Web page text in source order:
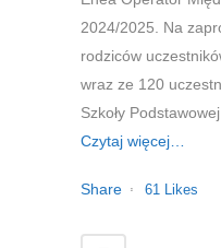
2024/2025. Na
rodziców
wraz ze 120
Szkoły
Czytaj więcej…
Share 61 Likes